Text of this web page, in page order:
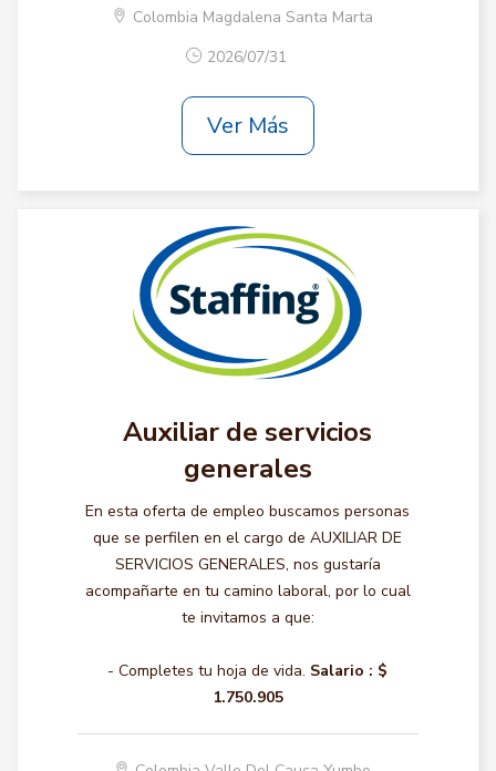
Colombia Magdalena Santa Marta
2026/07/31
Ver Más
Auxiliar de servicios
generales
En esta oferta de empleo buscamos personas
que se perfilen en el cargo de AUXILIAR DE
SERVICIOS GENERALES, nos gustaría
acompañarte en tu camino laboral, por lo cual
te invitamos a que:
- Completes tu hoja de vida. Salario : $
1.750.905